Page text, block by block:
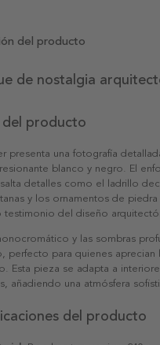
del producto
de nostalgia
producto
presenta una fotografía
blanco y negro. El
detalles como el ladrillo
y los ornamentos de
testimonio del diseño
y las sombras
perfecto para quienes
Esta pieza se adapta a
añadiendo una atmósfera
del producto